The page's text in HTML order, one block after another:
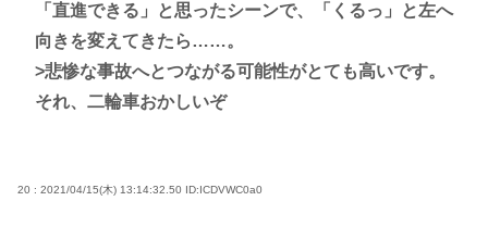
「直進できる」と思ったシーンで、「くるっ」と左へ
向きを変えてきたら……。
>悲惨な事故へとつながる可能性がとても高いです。
それ、二輪車おかしいぞ
20 : 2021/04/15(木) 13:14:32.50 ID:ICDVWC0a0